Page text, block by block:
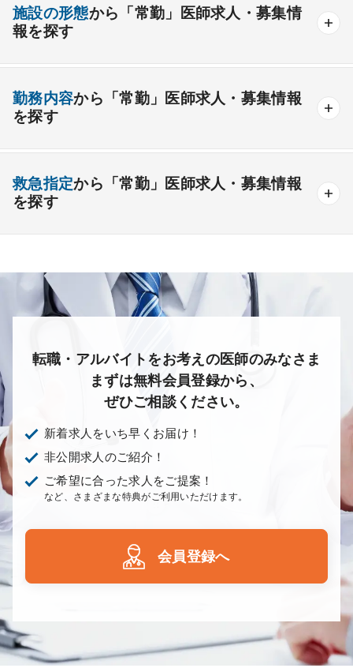
消化器外科
整形外科 形成外科 美容外科
その他
心療内科 泌尿器科 眼科 耳鼻咽喉科
皮膚科
放射線科 救命救急科 病理科 その他
開業支援あり
外来のみの勤務可能 給与インセンティブ制度あり
夜間当直なしの勤務可
後期研修可能 週4日の勤務可能
オンコールなしの勤務可能 セカンドキャリア歓迎
施設の形態から「常勤」医師求人・募集情
報を探す
療養＋精神
勤務内容から「常勤」医師求人・募集情報
を探す
検査
救急指定から「常勤」医師求人・募集情報
を探す
転職・アルバイトをお考えの医師のみなさま
まずは無料会員登録から、
ぜひご相談ください。
新着求人をいち早くお届け！
非公開求人のご紹介！
ご希望に合った求人をご提案！
など、さまざまな特典がご利用いただけます。
会員登録へ